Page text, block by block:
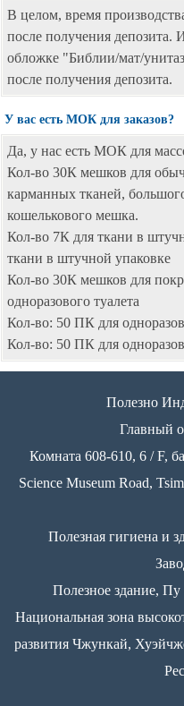
В целом, время
после получения депозита.
обложке "Библии/мат/
после получения депозита.
У вас есть МОК для заказов?
Да, у нас есть МОК для
Кол-во 30К мешков для
карманных тканей,
кошелькового мешка.
Кол-во 7К для ткани в
ткани в штучной упаковке
Кол-во 30К мешков для
одноразового туалета
Кол-во: 50 ПК для
Кол-во: 50 ПК для
Полезно
Главный
Комната 608-610, 6 / F,
Science Museum Road,
Полезная гигиена и
Полезное здание,
Национальная зона
развития Чжункай,